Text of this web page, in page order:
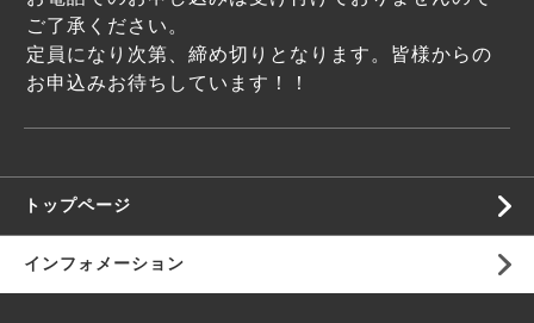
ご了承ください。
定員になり次第、締め切りとなります。皆様からの
お申込みお待ちしています！！
トップページ
インフォメーション